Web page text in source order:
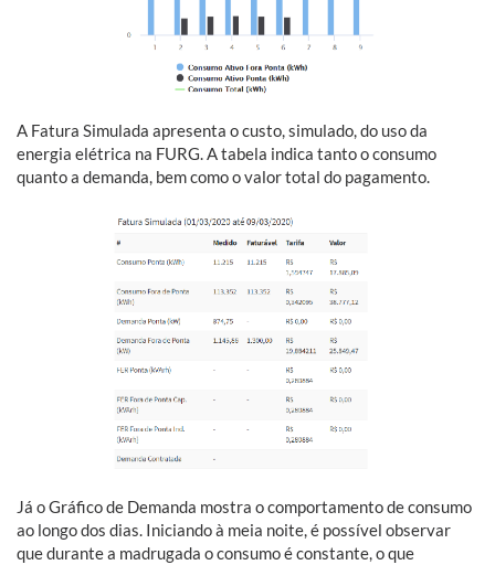
A Fatura Simulada apresenta o custo, simulado, do uso da
energia elétrica na FURG. A tabela indica tanto o consumo
quanto a demanda, bem como o valor total do pagamento.
Já o Gráfico de Demanda mostra o comportamento de consumo
ao longo dos dias. Iniciando à meia noite, é possível observar
que durante a madrugada o consumo é constante, o que